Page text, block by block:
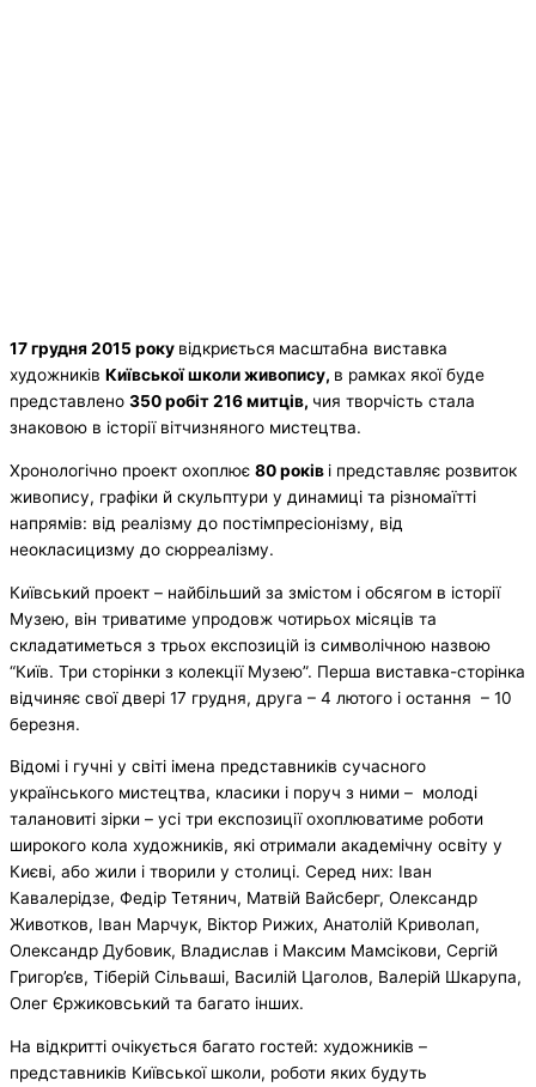
17 грудня 2015 року відкриється масштабна виставка
художників Київської школи живопису, в рамках якої буде
представлено 350 робіт 216 митців, чия творчість стала
знаковою в історії вітчизняного мистецтва.
Хронологічно проект охоплює 80 років і представляє розвиток
живопису, графіки й скульптури у динамиці та різномаїтті
напрямів: від реалізму до постімпресіонізму, від
неокласицизму до сюрреалізму.
Київський проект – найбільший за змістом і обсягом в історії
Музею, він триватиме упродовж чотирьох місяців та
складатиметься з трьох експозицій із символічною назвою
“Київ. Три сторінки з колекції Музею”. Перша виставка-сторінка
відчиняє свої двері 17 грудня, друга – 4 лютого і остання – 10
березня.
Відомі і гучні у світі імена представників сучасного
українського мистецтва, класики і поруч з ними – молоді
талановиті зірки – усі три експозиції охоплюватиме роботи
широкого кола художників, які отримали академічну освіту у
Києві, або жили і творили у столиці. Серед них: Іван
Кавалерідзе, Федір Тетянич, Матвій Вайсберг, Олександр
Животков, Іван Марчук, Віктор Рижих, Анатолій Криволап,
Олександр Дубовик, Владислав і Максим Мамсікови, Сергій
Григор’єв, Тіберій Сільваші, Василій Цаголов, Валерій Шкарупа,
Олег Єржиковський та багато інших.
На відкритті очікується багато гостей: художників –
представників Київської школи, роботи яких будуть